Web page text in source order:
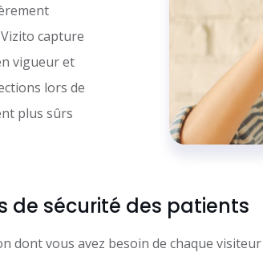
capture
vigueur et
lors de
plus sûrs
de sécurité des patients
dont vous avez besoin de chaque visiteur